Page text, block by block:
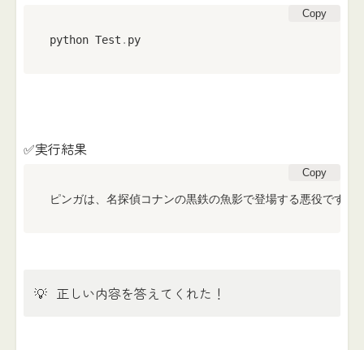
Copy
python Test . py
✅実行結果
Copy
ピンガは、名探偵コナンの黒鉄の魚影で登場する悪役です
💡 正しい内容を答えてくれた！